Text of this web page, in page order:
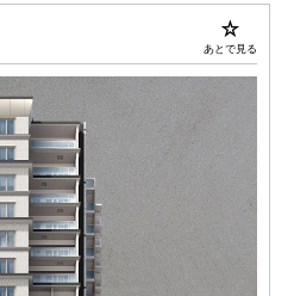
あとで見る